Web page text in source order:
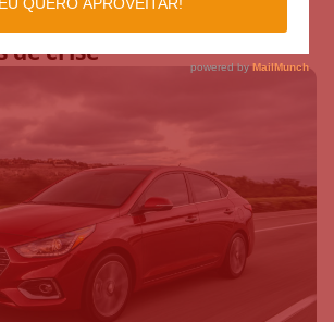
carros bons e baratos
de crise